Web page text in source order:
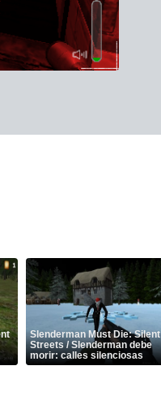
Slenderman Must Die: Silent
Streets / Slenderman debe
morir: calles silenciosas